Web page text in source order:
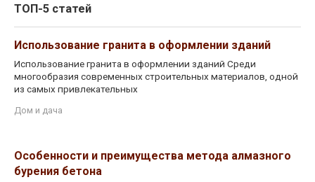
ТОП-5 статей
Использование гранита в оформлении зданий
Использование гранита в оформлении зданий Среди
многообразия современных строительных материалов, одной
из самых привлекательных
Дом и дача
Особенности и преимущества метода алмазного
бурения бетона